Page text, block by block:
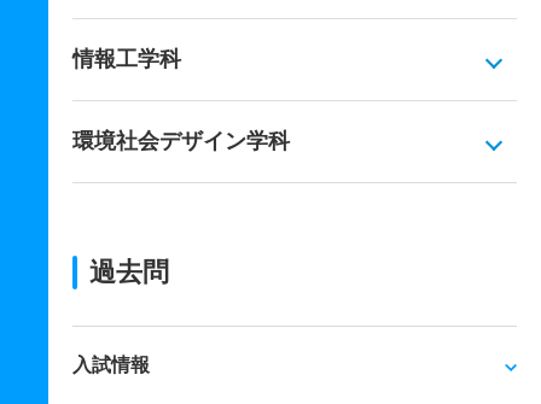
情報工学科
環境社会デザイン学科
過去問
入試情報